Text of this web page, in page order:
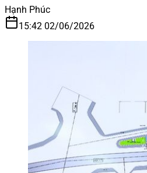
Hạnh Phúc
15:42 02/06/2026